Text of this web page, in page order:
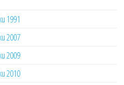
1991
2007
2009
2010